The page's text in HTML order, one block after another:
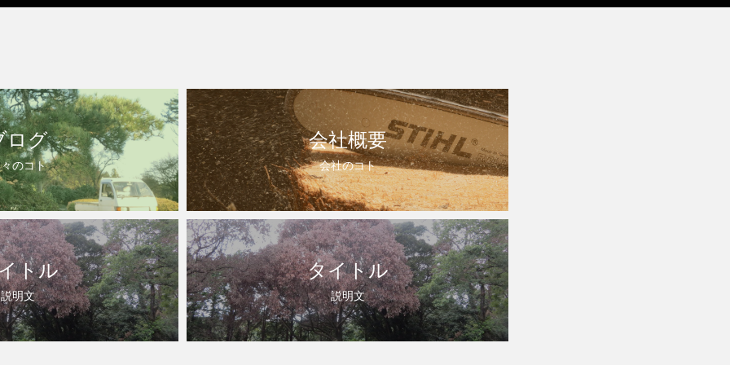
ログ
のコト
会社概要
会社のコト
トル
説明文
タイトル
説明文